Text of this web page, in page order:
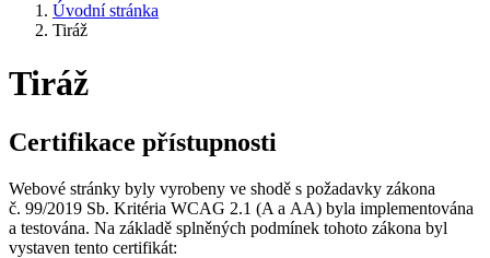
Úvodní stránka
Tiráž
Tiráž
Certifikace přístupnosti
Webové stránky byly vyrobeny ve shodě s požadavky zákona
č. 99/2019 Sb. Kritéria WCAG 2.1 (A a AA) byla implementována
a testována. Na základě splněných podmínek tohoto zákona byl
vystaven tento certifikát: